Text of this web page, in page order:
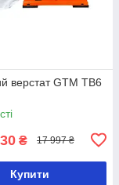
верстат GTM TB6
₴ 17 997 ₴
Купити